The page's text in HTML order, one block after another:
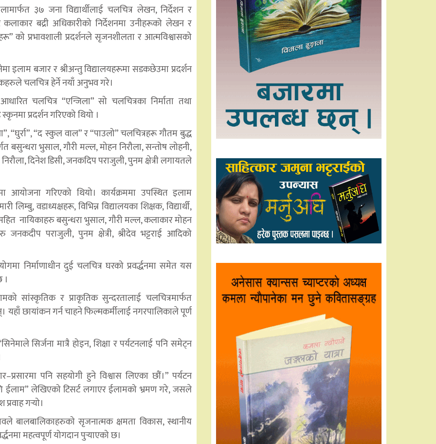
३७ जना विद्यार्थीलाई चलचित्र लेखन, निर्देशन र
कलाकार बद्री अधिकारीको निर्देशनमा उनीहरूको लेखन र
को प्रभावशाली प्रदर्शनले सृजनशीलता र आत्मविश्वासको
इलाम बजार र श्रीअन्तु विद्यालयहरूमा सडकछेउमा प्रदर्शन
चलचित्र हेर्ने नयाँ अनुभव गरे।
चलचित्र “एन्जिला” सो चलचित्रका निर्माता तथा
प्रदर्शन गरिएको थियो ।
“घुर्रा”, “द स्कुल वाल” र “पाउलो” चलचित्रहरू गौतम बुद्ध
बसुन्धरा भुसाल, गौरी मल्ल, मोहन निरौला, सन्तोष लोहनी,
निरौला, दिनेश डिसी, जनकदिप पराजुली, पुनम क्षेत्री लगायतले
आयोजना गरिएको थियो। कार्यक्रममा उपस्थित इलाम
वडाध्यक्षहरू, विभिन्न विद्यालयका शिक्षक, विद्यार्थी,
नायिकाहरु बसुन्धरा भुसाल, गौरी मल्ल, कलाकार मोहन
जनकदीप पराजुली, पुनम क्षेत्री, श्रीदेव भट्टराई आदिको
निर्माणाधीन दुई चलचित्र घरको प्रवर्द्धनमा समेत यस
सांस्कृतिक र प्राकृतिक सुन्दरतालाई चलचित्रमार्फत
यहाँ छायांकन गर्न चाहने फिल्मकर्मीलाई नगरपालिकाले पूर्ण
सिर्जना मात्रै होइन, शिक्षा र पर्यटनलाई पनि समेट्न
पनि सहयोगी हुने विश्वास लिएका छौं।” पर्यटन
ईलाम” लेखिएको टिसर्ट लगाएर ईलामको भ्रमण गरे, जसले
गर्यो।
बालबालिकाहरुको सृजनात्मक क्षमता विकास, स्थानीय
महत्वपूर्ण योगदान पुर्याएको छ।